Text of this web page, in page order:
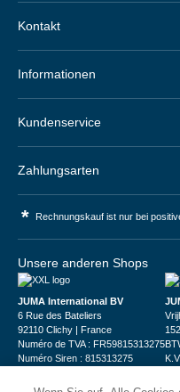
Kontakt
Informationen
Kundenservice
Zahlungsarten
* Rechnungskauf ist nur bei
Unsere anderen Shops
JUMA International BV
6 Rue des Bateliers
92110 Clichy | France
Numéro de TVA : FR59815313275
Numéro Siren : 815313275